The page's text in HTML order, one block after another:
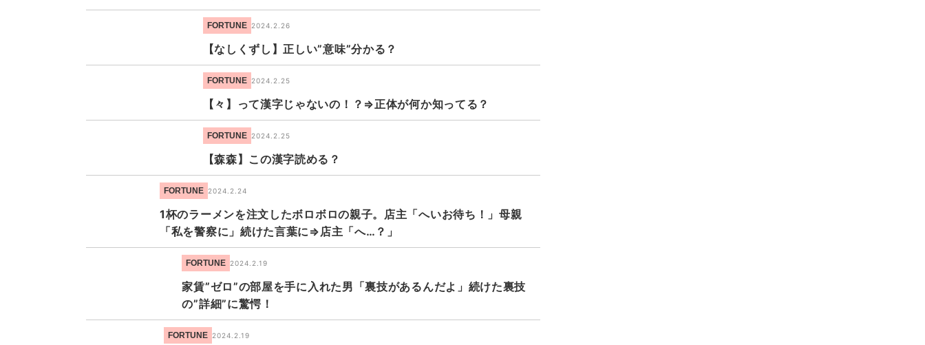
FORTUNE 2024.2.26
【なしくずし】正しい”意味”分かる？
FORTUNE 2024.2.25
【々】って漢字じゃないの！？⇒正体が何か知ってる？
FORTUNE 2024.2.25
【森森】この漢字読める？
FORTUNE 2024.2.24
1杯のラーメンを注文したボロボロの親子。店主「へいお待ち！」母親
「私を警察に」続けた言葉に⇒店主「へ…？」
FORTUNE 2024.2.19
家賃”ゼロ”の部屋を手に入れた男「裏技があるんだよ」続けた裏技
の”詳細”に驚愕！
FORTUNE 2024.2.19